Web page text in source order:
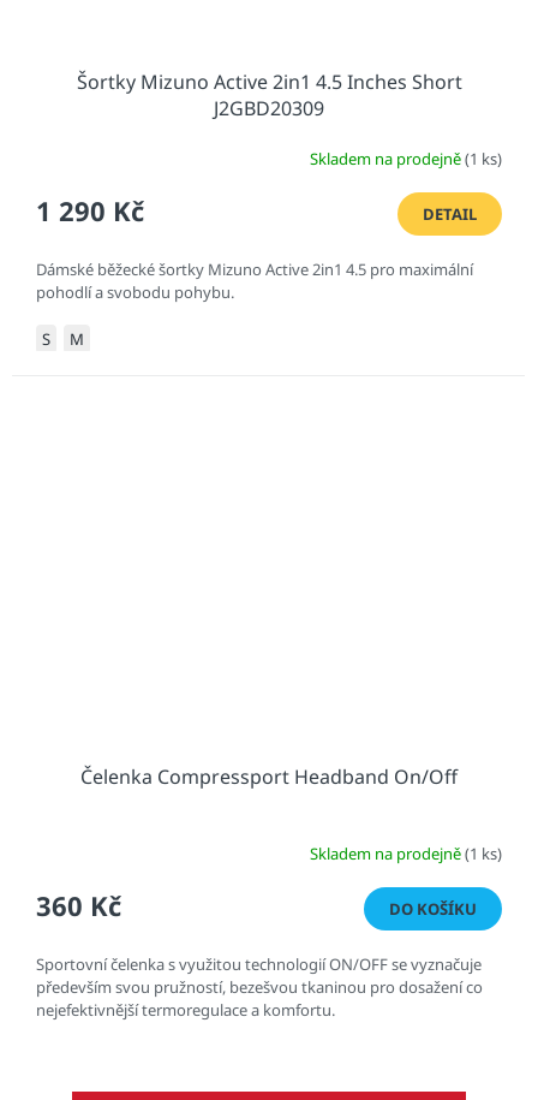
Šortky Mizuno Active 2in1 4.5 Inches Short
J2GBD20309
Skladem na prodejně(1 ks)
1 290 Kč DETAIL
Dámské běžecké šortky Mizuno Active 2in1 4.5 pro maximální
pohodlí a svobodu pohybu.
S M
Čelenka Compressport Headband On/Off
Skladem na prodejně(1 ks)
360 Kč DO KOŠÍKU
Sportovní čelenka s využitou technologií ON/OFF se vyznačuje
především svou pružností, bezešvou tkaninou pro dosažení co
nejefektivnější termoregulace a komfortu.